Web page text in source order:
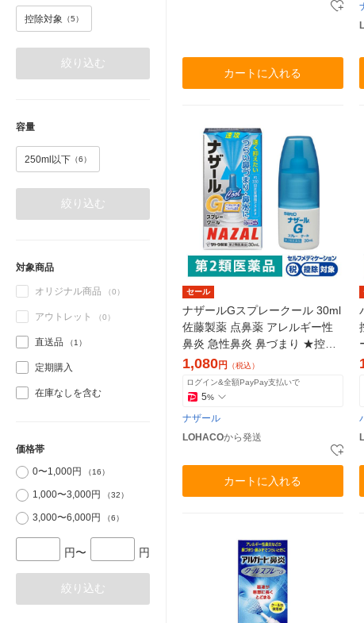
控除対象 （5）
絞り込む
容量
250ml以下 （6）
絞り込む
対象商品
オリジナル商品 （0）
アウトレット （0）
直送品 （1）
定期購入
在庫なしを含む
価格帯
0〜1,000円
（16）
1,000〜3,000円 （32）
3,000〜6,000円 （6）
円〜 円
絞り込む
カートに入れる
セール
ナザールGスプレークール 30ml
佐藤製薬 点鼻薬 アレルギー性
鼻炎 急性鼻炎 鼻づまり ★控除
★【第2類医薬品】
1,080円
（税込）
ログイン&全額PayPay支払いで
5%
ナザール
LOHACOから発送
カートに入れる